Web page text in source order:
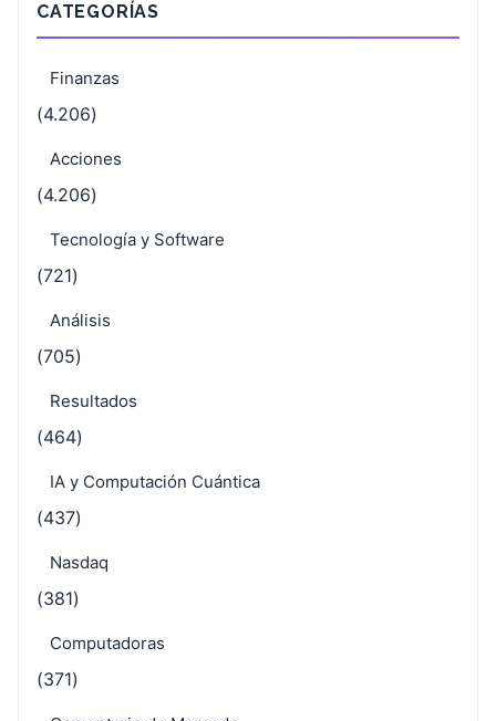
CATEGORÍAS
Finanzas
(4.206)
Acciones
(4.206)
Tecnología y Software
(721)
Análisis
(705)
Resultados
(464)
IA y Computación Cuántica
(437)
Nasdaq
(381)
Computadoras
(371)